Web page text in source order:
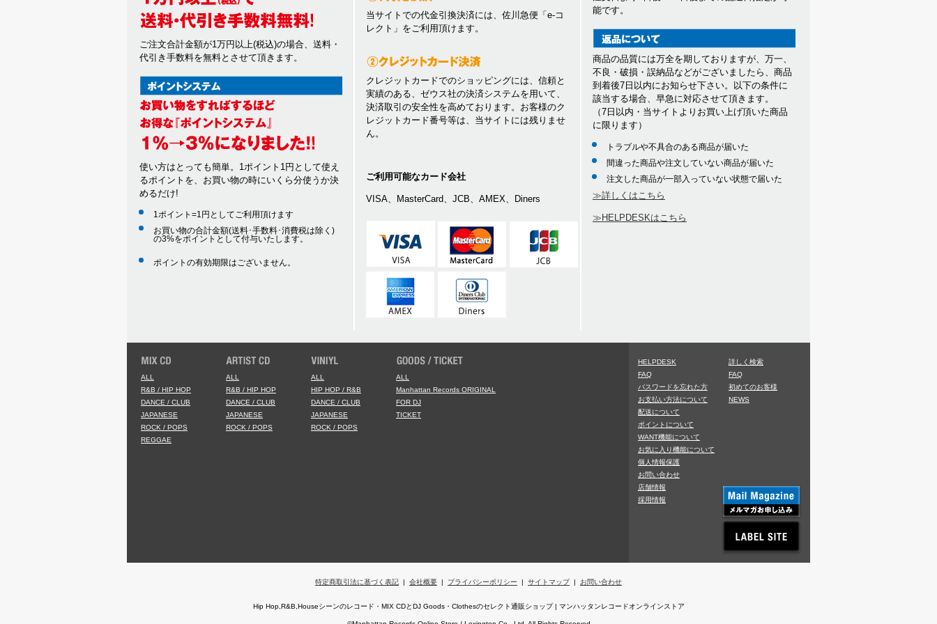
ご注文合計金額が1万円以上(税込)の場合、送料・
代引き手数料を無料とさせて頂きます。
使い方はとっても簡単。1ポイント1円として使え
るポイントを、お買い物の時にいくら分使うか決
めるだけ!
1ポイント=1円としてご利用頂けます
お買い物の合計金額(送料･手数料･消費税は除く)
の3%をポイントとして付与いたします。
ポイントの有効期限はございません。
当サイトでの代金引換決済には、佐川急便「e-コ
レクト」をご利用頂けます。
クレジットカードでのショッピングには、信頼と
実績のある、ゼウス社の決済システムを用いて、
決済取引の安全性を高めております。お客様のク
レジットカード番号等は、当サイトには残りませ
ん。
ご利用可能なカード会社
VISA、MasterCard、JCB、AMEX、Diners
能です。
商品の品質には万全を期しておりますが、万一、
不良・破損・誤納品などがございましたら、商品
到着後7日以内にお知らせ下さい。以下の条件に
該当する場合、早急に対応させて頂きます。
（7日以内・当サイトよりお買い上げ頂いた商品
に限ります）
トラブルや不具合のある商品が届いた
間違った商品や注文していない商品が届いた
注文した商品が一部入っていない状態で届いた
≫詳しくはこちら
≫HELPDESKはこちら
ALL
R&B / HIP HOP
DANCE / CLUB
JAPANESE
ROCK / POPS
REGGAE
ALL
R&B / HIP HOP
DANCE / CLUB
JAPANESE
ROCK / POPS
ALL
HIP HOP / R&B
DANCE / CLUB
JAPANESE
ROCK / POPS
ALL
Manhattan Records ORIGINAL
FOR DJ
TICKET
HELPDESK
FAQ
パスワードを忘れた方
お支払い方法について
配送について
ポイントについて
WANT機能について
お気に入り機能について
個人情報保護
お問い合わせ
店舗情報
採用情報
詳しく検索
FAQ
初めてのお客様
NEWS
特定商取引法に基づく表記 | 会社概要 | プライバシーポリシー | サイトマップ| お問い合わせ
Hip Hop,R&B,Houseシーンのレコード・MIX CDとDJ Goods・Clothesのセレクト通販ショップ | マンハッタンレコードオンラインストア